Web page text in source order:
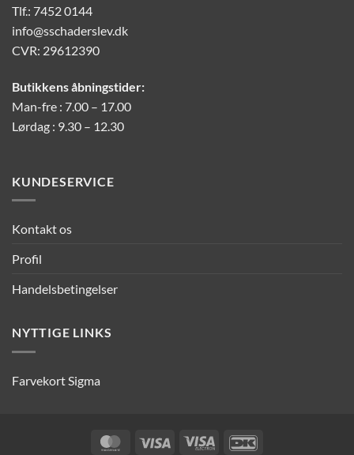
Tlf.: 7452 0144
info@sschaderslev.dk
CVR: 29612390
Butikkens åbningstider:
Man-fre : 7.00 – 17.00
Lørdag : 9.30 – 12.30
KUNDESERVICE
Kontakt os
Profil
Handelsbetingelser
NYTTIGE LINKS
Farvekort Sigma
MasterCardVisa
Visa